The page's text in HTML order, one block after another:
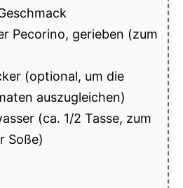
Pecorino, gerieben (zum
(optional, um die
auszugleichen)
(ca. 1/2 Tasse, zum
Soße)